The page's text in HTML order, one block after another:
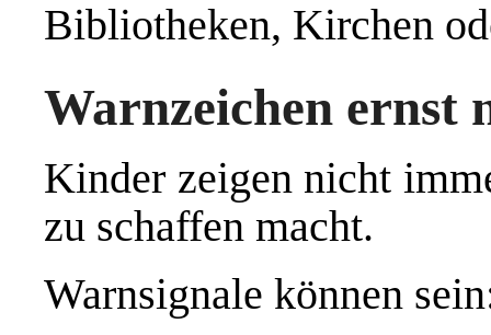
Bibliotheken, Kirchen
Warnzeichen ernst
Kinder zeigen nicht
zu schaffen macht.
Warnsignale können